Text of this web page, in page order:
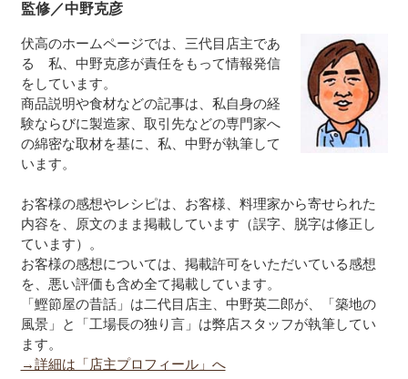
監修／中野克彦
伏高のホームページでは、三代目店主であ
る 私、中野克彦が責任をもって情報発信
をしています。
商品説明や食材などの記事は、私自身の経
験ならびに製造家、取引先などの専門家へ
の綿密な取材を基に、私、中野が執筆して
います。
お客様の感想やレシピは、お客様、料理家から寄せられた
内容を、原文のまま掲載しています（誤字、脱字は修正し
ています）。
お客様の感想については、掲載許可をいただいている感想
を、悪い評価も含め全て掲載しています。
「鰹節屋の昔話」は二代目店主、中野英二郎が、「築地の
風景」と「工場長の独り言」は弊店スタッフが執筆してい
ます。
→詳細は「店主プロフィール」へ